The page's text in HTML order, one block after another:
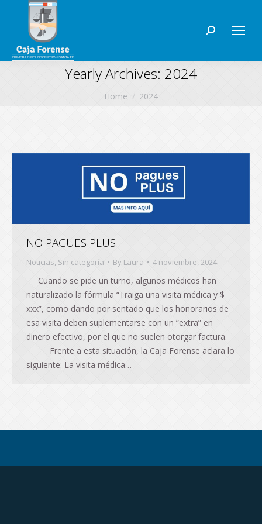
Search:
Yearly Archives: 2024
Home 2024
NO PAGUES PLUS
Noticias, Sin categoría By Laura 4 noviembre, 2024
Cuando se pide un turno, algunos médicos han
naturalizado la fórmula “Traiga una visita médica y $
xxx”, como dando por sentado que los honorarios de
esa visita deben suplementarse con un “extra” en
dinero efectivo, por el que no suelen otorgar factura.
Frente a esta situación, la Caja Forense aclara lo
siguiente: La visita médica…